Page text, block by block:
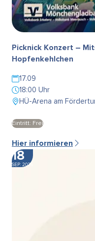
Picknick Konzert –
Hopfenkehlchen
17.09
18:00 Uhr
HÜ-Arena am
Eintritt: Frei
Hier informieren
18
SEP. 2026